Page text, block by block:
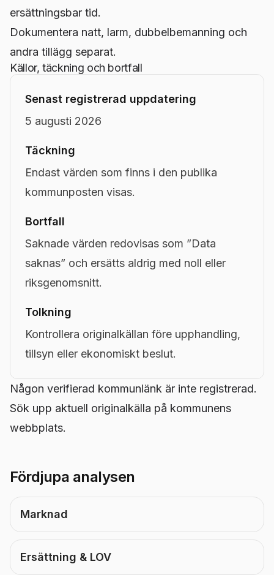
ersättningsbar tid.
Dokumentera natt, larm, dubbelbemanning och
andra tillägg separat.
Källor, täckning och bortfall
Senast registrerad uppdatering
5 augusti 2026
Täckning
Endast värden som finns i den publika
kommunposten visas.
Bortfall
Saknade värden redovisas som ”Data
saknas” och ersätts aldrig med noll eller
riksgenomsnitt.
Tolkning
Kontrollera originalkällan före upphandling,
tillsyn eller ekonomiskt beslut.
Någon verifierad kommunlänk är inte registrerad.
Sök upp aktuell originalkälla på kommunens
webbplats.
Fördjupa analysen
Marknad
Ersättning & LOV